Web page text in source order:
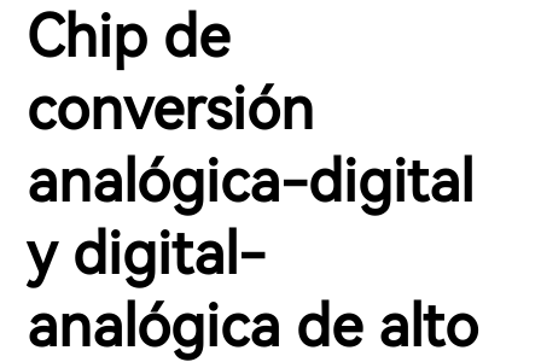
Chip de
conversión
analógica-digital
y digital-
analógica de alto